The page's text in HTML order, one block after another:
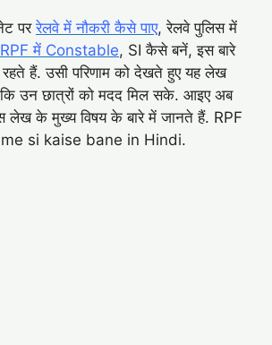
पररेलवे में नौकरी कैसे पाए, रेलवे पुलिस में
RPF में Constable, SI कैसे बनें, इस बारे
हैं. उसी परिणाम को देखते हुए यह लेख
उन छात्रों को मदद मिल सके. आइए अब
के मुख्य विषय के बारे में जानते हैं. RPF
si kaise bane in Hindi.